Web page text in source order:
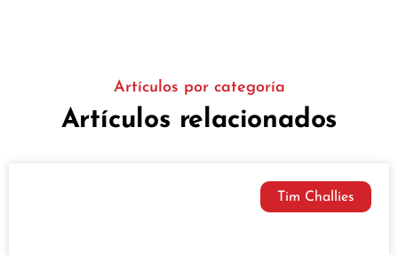
Artículos por categoría
Artículos relacionados
Tim Challies